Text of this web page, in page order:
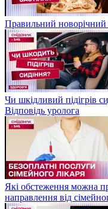
Правильний новорічний
Чи шкідливий підігрів
Відповідь уролога
Які обстеження можна
направлення від